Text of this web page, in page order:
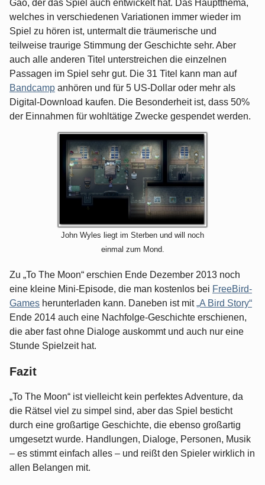
Gao, der das Spiel auch entwickelt hat. Das Hauptthema,
welches in verschiedenen Variationen immer wieder im
Spiel zu hören ist, untermalt die träumerische und
teilweise traurige Stimmung der Geschichte sehr. Aber
auch alle anderen Titel unterstreichen die einzelnen
Passagen im Spiel sehr gut. Die 31 Titel kann man auf
Bandcamp anhören und für 5 US-Dollar oder mehr als
Digital-Download kaufen. Die Besonderheit ist, dass 50%
der Einnahmen für wohltätige Zwecke gespendet werden.
John Wyles liegt im Sterben und will noch
einmal zum Mond.
Zu „To The Moon“ erschien Ende Dezember 2013 noch
eine kleine Mini-Episode, die man kostenlos bei FreeBird-
Games herunterladen kann. Daneben ist mit„A Bird Story“
Ende 2014 auch eine Nachfolge-Geschichte erschienen,
die aber fast ohne Dialoge auskommt und auch nur eine
Stunde Spielzeit hat.
Fazit
„To The Moon“ ist vielleicht kein perfektes Adventure, da
die Rätsel viel zu simpel sind, aber das Spiel besticht
durch eine großartige Geschichte, die ebenso großartig
umgesetzt wurde. Handlungen, Dialoge, Personen, Musik
– es stimmt einfach alles – und reißt den Spieler wirklich in
allen Belangen mit.